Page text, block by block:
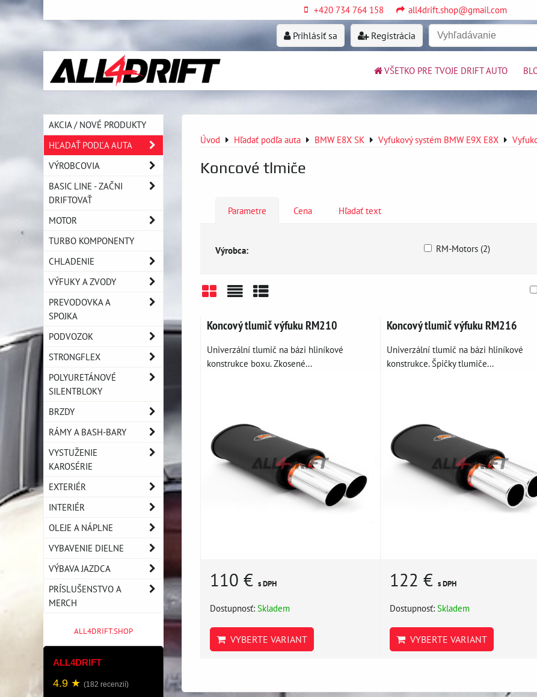
+420 734 764 158 all4drift.shop@gmail.com
Prihlásiť sa Registrácia
VŠETKO PRE TVOJE DRIFT AUTO
Úvod Hľadať podľa auta BMW E8X SK Vyfukový systém BMW E9X E8X
Koncové tlmiče
Parametre Cena Hľadať text
Výrobca: RM-Motors (2)
Koncový tlumič výfuku RM210
Univerzální tlumič na bázi hliníkové
konstrukce boxu. Zkosené...
110 € s DPH
Dostupnosť: Skladem
VYBERTE VARIANT
Koncový tlumič výfuku RM216
Univerzální tlumič na bázi hliníkové
konstrukce. Špičky tlumiče...
122 € s DPH
Dostupnosť: Skladem
VYBERTE VARIANT
AKCIA / NOVÉ PRODUKTY
HĽADAŤ PODĽA AUTA
VÝROBCOVIA
BASIC LINE - ZAČNI
DRIFTOVAŤ
MOTOR
TURBO KOMPONENTY
CHLADENIE
VÝFUKY A ZVODY
PREVODOVKA A
SPOJKA
PODVOZOK
STRONGFLEX
POLYURETÁNOVÉ
SILENTBLOKY
BRZDY
RÁMY A BASH-BARY
VYSTUŽENIE
KAROSÉRIE
EXTERIÉR
INTERIÉR
OLEJE A NÁPLNE
VYBAVENIE DIELNE
VÝBAVA JAZDCA
PRÍSLUŠENSTVO A
MERCH
ALL4DRIFT.SHOP
ALL4DRIFT
4.9 ★ (182 recenzií)